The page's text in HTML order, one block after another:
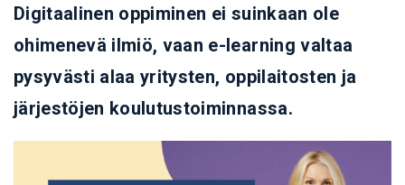
Digitaalinen oppiminen ei suinkaan ole
ohimenevä ilmiö, vaan e-learning valtaa
pysyvästi alaa yritysten, oppilaitosten ja
järjestöjen koulutustoiminnassa.